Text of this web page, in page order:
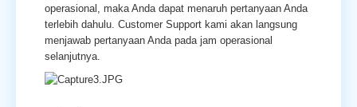
operasional, maka Anda dapat menaruh pertanyaan Anda
terlebih dahulu. Customer Support kami akan langsung
menjawab pertanyaan Anda pada jam operasional
selanjutnya.